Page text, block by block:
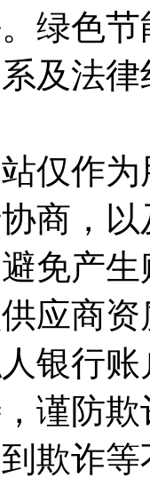
绿色
及法
仅作
商，
免产
应商
银行
谨防
欺诈